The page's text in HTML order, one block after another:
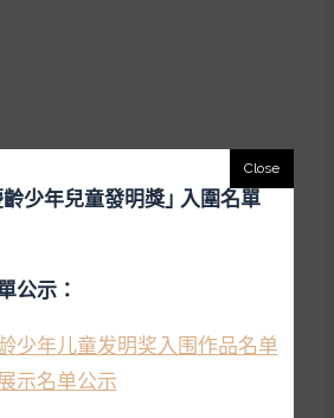
少年兒童發明獎｣ 入圍名單
公示：
少年儿童发明奖入围作品名单
示名单公示